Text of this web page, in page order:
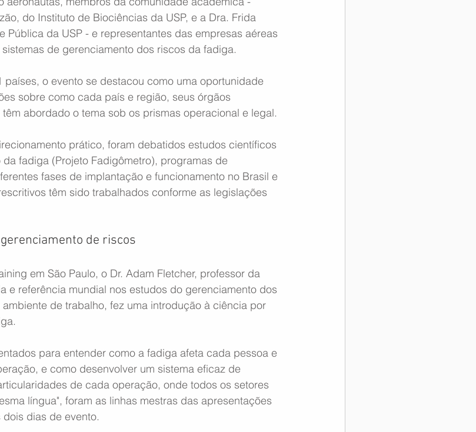
do Instituto de Biociências da USP, e a Dra. Frida
Pública da USP - e representantes das empresas aéreas
de gerenciamento dos riscos da fadiga.
o evento se destacou como uma oportunidade
sobre como cada país e região, seus órgãos
abordado o tema sob os prismas operacional e legal.
prático, foram debatidos estudos científicos
fadiga (Projeto Fadigômetro), programas de
fases de implantação e funcionamento no Brasil e
têm sido trabalhados conforme as legislações
de riscos
em São Paulo, o Dr. Adam Fletcher, professor da
e referência mundial nos estudos do gerenciamento dos
de trabalho, fez uma introdução à ciência por
para entender como a fadiga afeta cada pessoa e
e como desenvolver um sistema eficaz de
de cada operação, onde todos os setores
língua", foram as linhas mestras das apresentações
dias de evento.